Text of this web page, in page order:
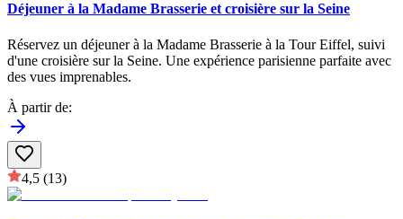
Déjeuner à la Madame Brasserie et croisière sur la Seine
Réservez un déjeuner à la Madame Brasserie à la Tour Eiffel, suivi
d'une croisière sur la Seine. Une expérience parisienne parfaite avec
des vues imprenables.
À partir de:
4,5 (13)